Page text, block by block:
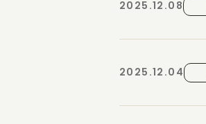
2025.12.08
2025.12.04